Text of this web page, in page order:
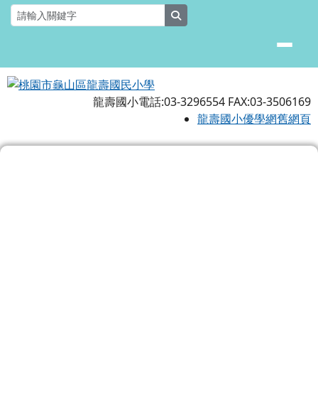
跳至主內容區
桃園市龜山區龍壽國民小學
龍壽國小電話:03-3296554 FAX:03-3506169
龍壽國小優學網舊網頁